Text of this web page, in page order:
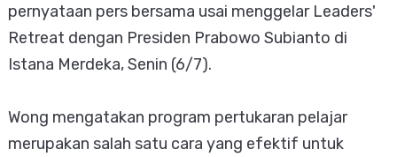
pernyataan pers bersama usai menggelar Leaders'
Retreat dengan Presiden Prabowo Subianto di
Istana Merdeka, Senin (6/7).
Wong mengatakan program pertukaran pelajar
merupakan salah satu cara yang efektif untuk